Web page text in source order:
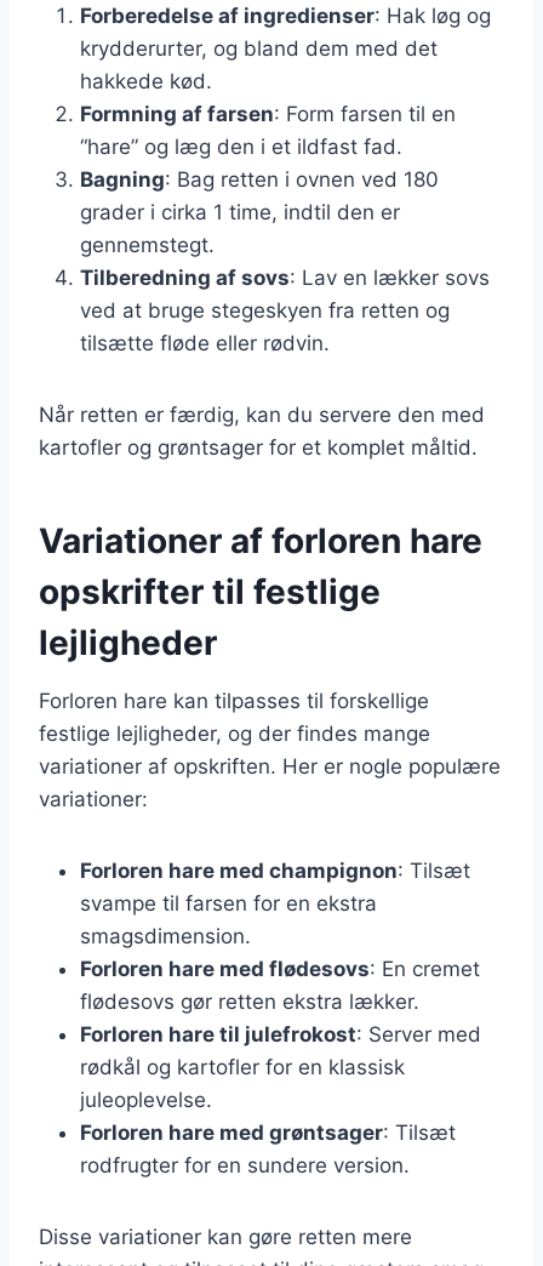
Forberedelse af ingredienser: Hak løg og
krydderurter, og bland dem med det
hakkede kød.
Formning af farsen: Form farsen til en
“hare” og læg den i et ildfast fad.
Bagning: Bag retten i ovnen ved 180
grader i cirka 1 time, indtil den er
gennemstegt.
Tilberedning af sovs: Lav en lækker sovs
ved at bruge stegeskyen fra retten og
tilsætte fløde eller rødvin.
Når retten er færdig, kan du servere den med
kartofler og grøntsager for et komplet måltid.
Variationer af forloren hare
opskrifter til festlige
lejligheder
Forloren hare kan tilpasses til forskellige
festlige lejligheder, og der findes mange
variationer af opskriften. Her er nogle populære
variationer:
Forloren hare med champignon: Tilsæt
svampe til farsen for en ekstra
smagsdimension.
Forloren hare med flødesovs: En cremet
flødesovs gør retten ekstra lækker.
Forloren hare til julefrokost: Server med
rødkål og kartofler for en klassisk
juleoplevelse.
Forloren hare med grøntsager: Tilsæt
rodfrugter for en sundere version.
Disse variationer kan gøre retten mere